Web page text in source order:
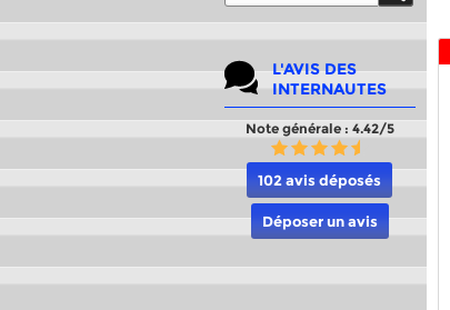
L'AVIS DES
INTERNAUTES
Note générale : 4.42/5
102 avis déposés
Déposer un avis